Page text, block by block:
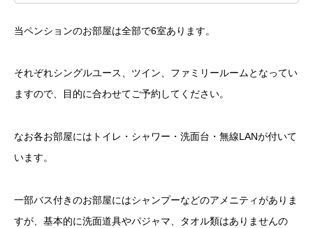
当ペンションのお部屋は全部で6室あります。
それぞれシングルユース、ツイン、ファミリールームとなってい
ますので、目的に合わせてご予約してください。
なお各お部屋にはトイレ・シャワー・洗面台・無線LANが付いて
います。
一部バス付きのお部屋にはシャンプーなどのアメニティがありま
すが、基本的に洗面道具やパジャマ、タオル類はありませんの